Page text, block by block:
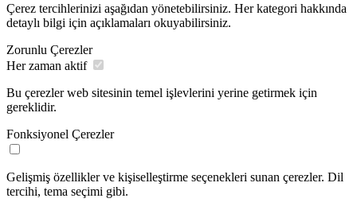
Çerez tercihlerinizi aşağıdan yönetebilirsiniz. Her kategori hakkında
detaylı bilgi için açıklamaları okuyabilirsiniz.
Zorunlu Çerezler
Her zaman aktif
Bu çerezler web sitesinin temel işlevlerini yerine getirmek için
gereklidir.
Fonksiyonel Çerezler
Gelişmiş özellikler ve kişiselleştirme seçenekleri sunan çerezler. Dil
tercihi, tema seçimi gibi.